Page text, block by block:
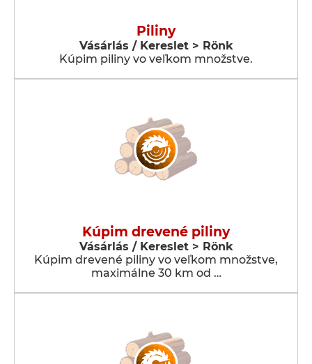
Piliny
Vásárlás / Kereslet > Rönk
Kúpim piliny vo veľkom množstve.
Kúpim drevené piliny
Vásárlás / Kereslet > Rönk
Kúpim drevené piliny vo veľkom množstve,
maximálne 30 km od …